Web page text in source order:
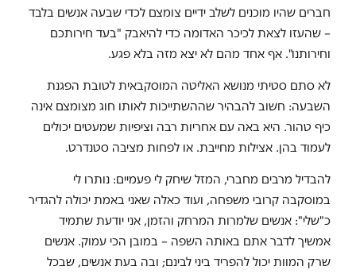
חברים שהיו מוכנים לשלב ידיים צומצם לכדי שבעה אנשים בלבד
– שהעזו לצאת לכיכר האדומה כדי להיאבק "בעד חירותכם
וחירותנו". אף אחד מהם לא יצא מזה בלא פגע.
לא סתם סטיתי מנושא האליטה המוסקבאית לטובת הפגנת
השבעה: חשוב להבהיר שההשתייכות לאותו חוג מצומצם אינה
כיף טהור. היא באה עם אחריות רבה וציפיות שמעטים יכולים
לעמוד בהן. אצילות מחייבת. או לפחות מציבה סטנדרט.
להבדיל מרבים מחברי, המזל שיחק לי פעמיים: נותרו לי
במוסקבה קרובי משפחה, ועוד כאלה שאני באמת יכולה להגדיר
כ"שלי": אנשים שלמרות המרחק והזמן, אני יודעת שתמיד
אמשיך לדבר אתם באותה השפה – במובן הכי עמוק. אנשים
שרק המוות יכול להפריד ביני לבינם; ובה בעת אנשים, שבכל